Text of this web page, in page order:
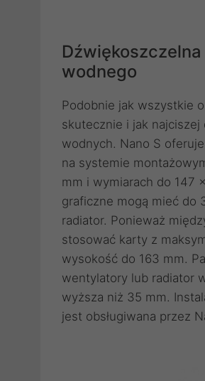
wodnego
Podobnie jak wszystkie
skutecznie i jak najciszej
wodnych. Nano S
na systemie
mm i wymiarach do 147
graficzne mogą mieć do
radiator. Ponieważ
stosować karty z
wysokość do 163 mm.
wentylatory lub radiator
wyższa niż 35 mm.
jest obsługiwana przez